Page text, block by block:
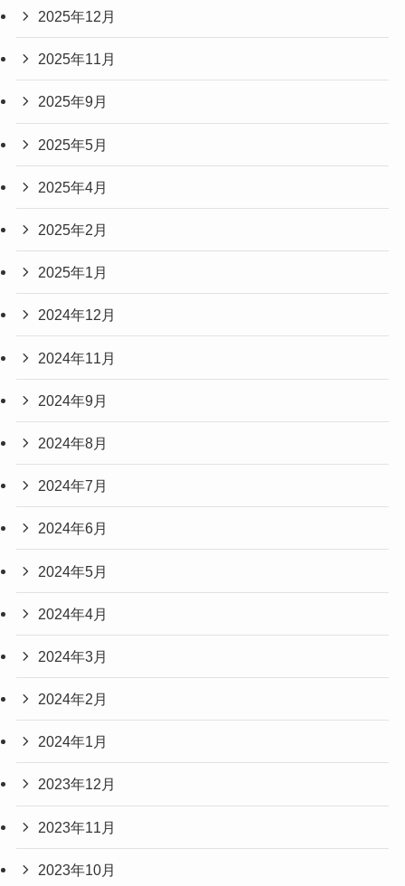
2025年12月
2025年11月
2025年9月
2025年5月
2025年4月
2025年2月
2025年1月
2024年12月
2024年11月
2024年9月
2024年8月
2024年7月
2024年6月
2024年5月
2024年4月
2024年3月
2024年2月
2024年1月
2023年12月
2023年11月
2023年10月